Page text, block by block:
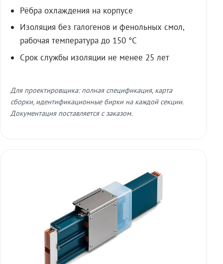
Рёбра охлаждения на корпусе
Изоляция без галогенов и фенольных смол,
рабочая температура до 150 °C
Срок службы изоляции не менее 25 лет
Для проектировщика: полная спецификация, карта
сборки, идентификационные бирки на каждой секции.
Документация поставляется с заказом.